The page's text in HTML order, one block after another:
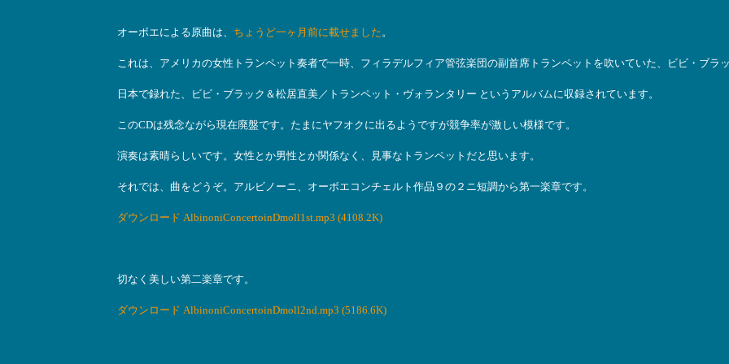
オーボエによる原曲は、 ちょうど一ヶ月前に載せました。
これは、アメリカの女性トランペット奏者で一時、フィラデルフィア管弦楽団の副首席トランペットを吹いていた、ビビ・ブラッ
日本で録れた、ビビ・ブラック＆松居直美／トランペット・ヴォランタリー というアルバムに収録されています。
このCDは残念ながら現在廃盤です。たまにヤフオクに出るようですが競争率が激しい模様です。
演奏は素晴らしいです。女性とか男性とか関係なく、見事なトランペットだと思います。
それでは、曲をどうぞ。アルビノーニ、オーボエコンチェルト作品９の２ニ短調から第一楽章です。
ダウンロード AlbinoniConcertoinDmoll1st.mp3 (4108.2K)
切なく美しい第二楽章です。
ダウンロード AlbinoniConcertoinDmoll2nd.mp3 (5186.6K)